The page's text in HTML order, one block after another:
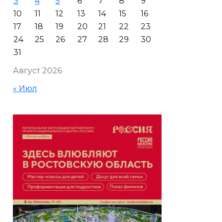
Август 2026
10
11 12 13 14 15
16
17
18 19 20 21 22
23
24
25 26 27 28 29
30
31
« Июл